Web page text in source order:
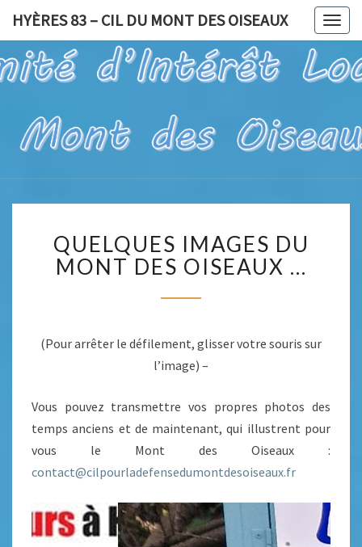
HYÈRES 83 – CIL DU MONT DES OISEAUX
HYÈRES
83 – CIL
MONT
DES
OISEAUX
Pour Un Site
Exceptionnel,
À Valoriser
Et Préserver
IMAGES
DU
MONT
DES
QUELQUES IMAGES DU
MONT DES OISEAUX …
(Pour arrêter le défilement, glisser votre souris sur
l’image) –
Vous pouvez transmettre vos propres photos des
temps anciens et de maintenant, qui illustrent pour
vous le Mont des Oiseaux :
contact@cilpourladefensedumontdesoiseaux.fr